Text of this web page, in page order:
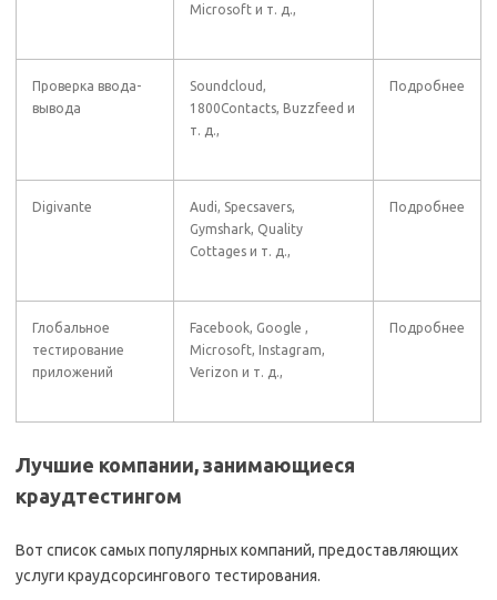
Microsoft и т. д.,
Проверка ввода-
вывода
Soundcloud,
1800Contacts, Buzzfeed и
т. д.,
Подробнее
Digivante
Audi, Specsavers,
Gymshark, Quality
Cottages и т. д.,
Подробнее
Глобальное
тестирование
приложений
Facebook, Google ,
Microsoft, Instagram,
Verizon и т. д.,
Подробнее
Лучшие компании, занимающиеся
краудтестингом
Вот список самых популярных компаний, предоставляющих
услуги краудсорсингового тестирования.